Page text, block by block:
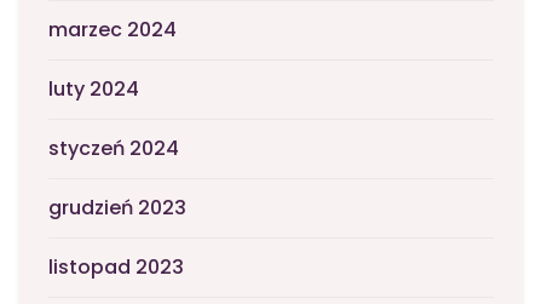
marzec 2024
luty 2024
styczeń 2024
grudzień 2023
listopad 2023